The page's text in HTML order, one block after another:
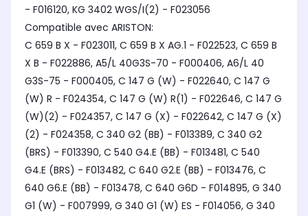
- F016120, KG 3402 WGS/I(2) - F023056
Compatible avec ARISTON:
C 659 B X - F023011, C 659 B X AG.1 - F022523, C 659 B
X B - F022886, A5/L 40G3S-70 - F000406, A6/L 40
G3S-75 - F000405, C 147 G (W) - F022640, C 147 G
(W) R - F024354, C 147 G (W) R(1) - F022646, C 147 G
(W)(2) - F024357, C 147 G (X) - F022642, C 147 G (X)
(2) - F024358, C 340 G2 (BB) - F013389, C 340 G2
(BRS) - F013390, C 540 G4.E (BB) - F013481, C 540
G4.E (BRS) - F013482, C 640 G2.E (BB) - F013476, C
640 G6.E (BB) - F013478, C 640 G6D - F014895, G 340
G1 (W) - F007999, G 340 G1 (W) ES - F014056, G 340